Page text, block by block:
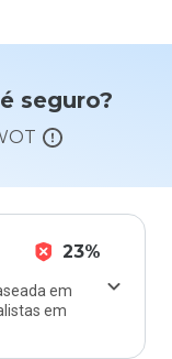
seguro?
23%
em
em